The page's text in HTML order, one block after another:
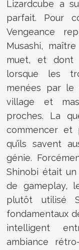
Lizardcube a
parfait. Pour
Vengeance
Musashi,
muet, et dont
lorsque les
menées par le
village et
proches. La
commencer et
qu’ils savent
génie.
Shinobi était
de gameplay,
plutôt utilisé
fondamentaux
intelligent
ambiance